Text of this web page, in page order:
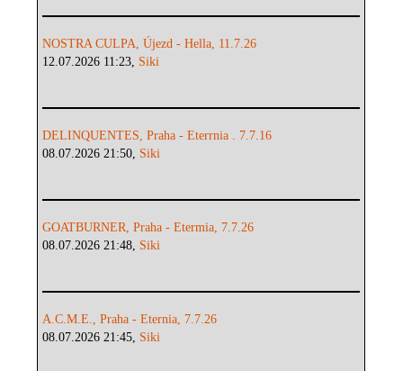
NOSTRA CULPA, Újezd - Hella, 11.7.26
12.07.2026 11:23, Siki
DELINQUENTES, Praha - Eterrnia . 7.7.16
08.07.2026 21:50, Siki
GOATBURNER, Praha - Etermia, 7.7.26
08.07.2026 21:48, Siki
A.C.M.E., Praha - Eternia, 7.7.26
08.07.2026 21:45, Siki